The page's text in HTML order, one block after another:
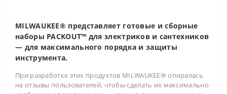
MILWAUKEE® представляет готовые и сборные
наборы PACKOUT™ для электриков и сантехников
— для максимального порядка и защиты
инструмента.
При разработке этих продуктов MILWAUKEE® опиралась
на отзывы пользователей, чтобы сделать их максимально